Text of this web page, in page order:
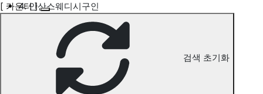
4. 안산스웨디시구인
광산 카운터 구인정보
[ 카운터 ]
검색 초기화